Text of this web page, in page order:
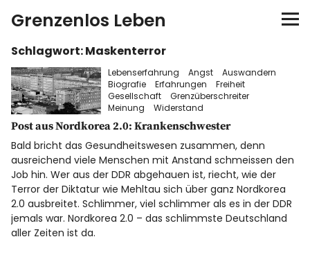
Grenzenlos Leben
Startseite
Autor
FEEL-Konzept
FEELution
Auswandern
Schlagwort:Maskenterror
Lebenserfahrung Angst
Auswandern
Biografie
Erfahrungen
Freiheit
Gesellschaft
Grenzüberschreiter
Meinung
Widerstand
Post aus Nordkorea 2.0: Krankenschwester
Bald bricht das Gesundheitswesen zusammen, denn
ausreichend viele Menschen mit Anstand schmeissen den
Job hin. Wer aus der DDR abgehauen ist, riecht, wie der
Terror der Diktatur wie Mehltau sich über ganz Nordkorea
2.0 ausbreitet. Schlimmer, viel schlimmer als es in der DDR
jemals war. Nordkorea 2.0 – das schlimmste Deutschland
aller Zeiten ist da.